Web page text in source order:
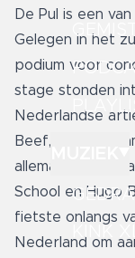
De Pul is een
Gelegen in het
podium voor
stage stonden
Nederlandse
Beef, Wouter
allemaal.
School en Hugo
fietste onlangs
Nederland om